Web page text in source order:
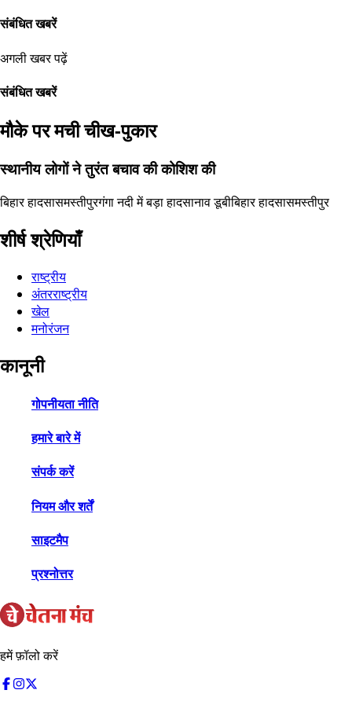
संबंधित खबरें
अगली खबर पढ़ें
संबंधित खबरें
मौके पर मची चीख-पुकार
स्थानीय लोगों ने तुरंत बचाव की कोशिश की
बिहार हादसासमस्तीपुरगंगा नदी में बड़ा हादसानाव डूबीबिहार हादसासमस्तीपुर
शीर्ष श्रेणियाँ
राष्ट्रीय
अंतरराष्ट्रीय
खेल
मनोरंजन
कानूनी
गोपनीयता नीति
हमारे बारे में
संपर्क करें
नियम और शर्तें
साइटमैप
प्रश्नोत्तर
हमें फ़ॉलो करें